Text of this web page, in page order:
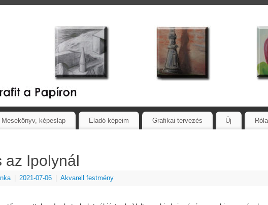
Mesekönyv, képeslap Eladó képeim Grafikai tervezés Új
az Ipolynál
2021-07-06 Akvarell festmény